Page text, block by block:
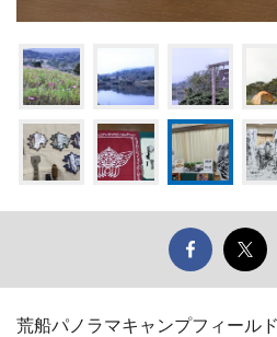
荒船パノラマキャンプフィール